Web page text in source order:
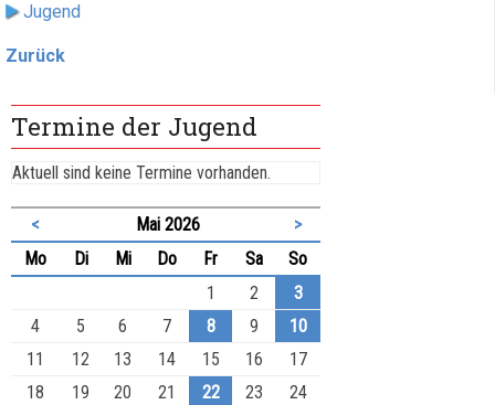
Jugend
Zurück
Termine der Jugend
Aktuell sind keine Termine vorhanden.
< Mai 2026
>
Montag Dienstag
Mittwoch
Donnerstag
FreitagSamstag
Sonntag
1
2
3
4
5 6 7 8 9
10
11
12 13 14 15 16
17
18
19 20 21 22 23 24